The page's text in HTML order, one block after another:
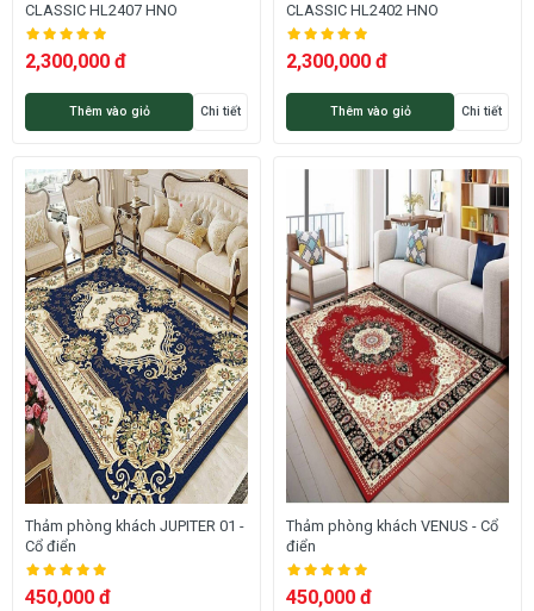
CLASSIC HL2407 HNO
2,300,000 đ
Thêm vào giỏ Chi tiết
CLASSIC HL2402 HNO
2,300,000 đ
Thêm vào giỏ Chi tiết
Thảm phòng khách JUPITER 01 -
Cổ điển
450,000 đ
Thảm phòng khách VENUS - Cổ
điển
450,000 đ